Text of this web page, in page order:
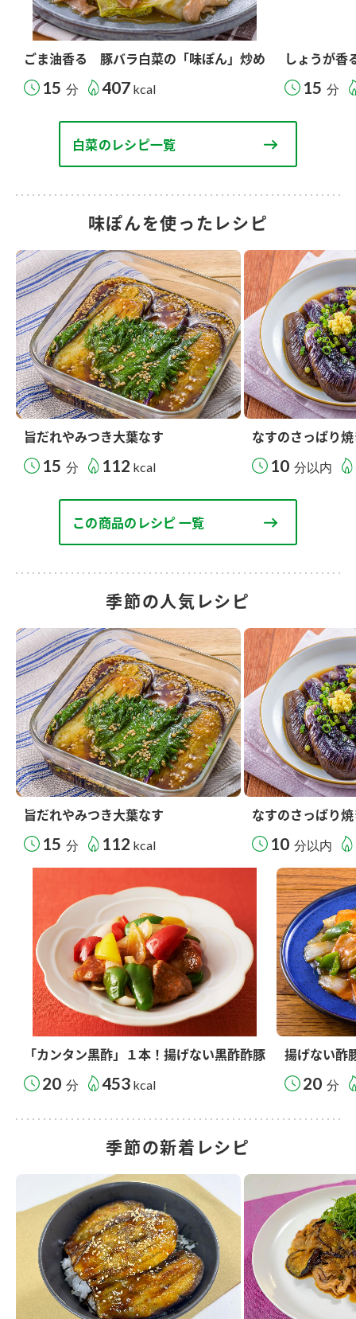
ごま油香る 豚バラ白菜の「味ぽん」炒め
15 分 407 kcal
しょうが
15 分
白菜のレシピ一覧
味ぽんを使ったレシピ
旨だれやみつき大葉なす
15 分 112 kcal
なすのさっぱり
10 分以内
この商品のレシピ 一覧
季節の人気レシピ
旨だれやみつき大葉なす
15 分 112 kcal
なすのさっぱり
10 分以内
「カンタン黒酢」１本！揚げない黒酢酢豚
20 分 453 kcal
揚げない酢
20 分
季節の新着レシピ